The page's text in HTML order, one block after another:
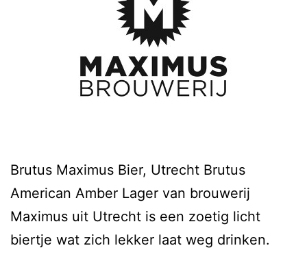
Brutus Maximus Bier, Utrecht Brutus
American Amber Lager van brouwerij
Maximus uit Utrecht is een zoetig licht
biertje wat zich lekker laat weg drinken.